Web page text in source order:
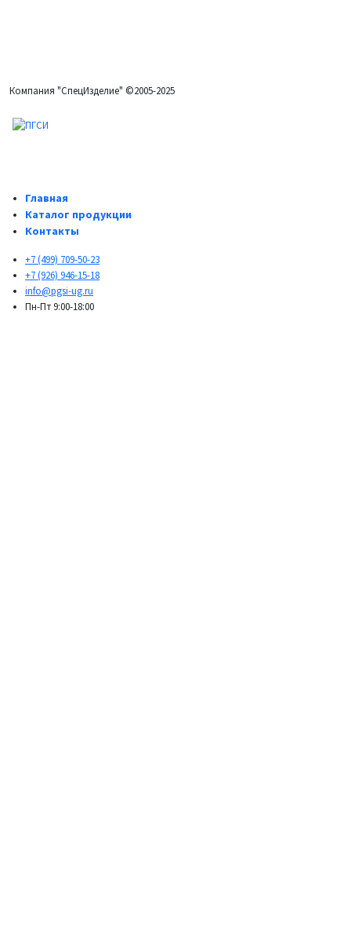
Компания "СпецИзделие" ©2005-2025
Главная
Каталог продукции
Контакты
+7 (499) 709-50-23
+7 (926) 946-15-18
info@pgsi-ug.ru
Пн-Пт 9:00-18:00